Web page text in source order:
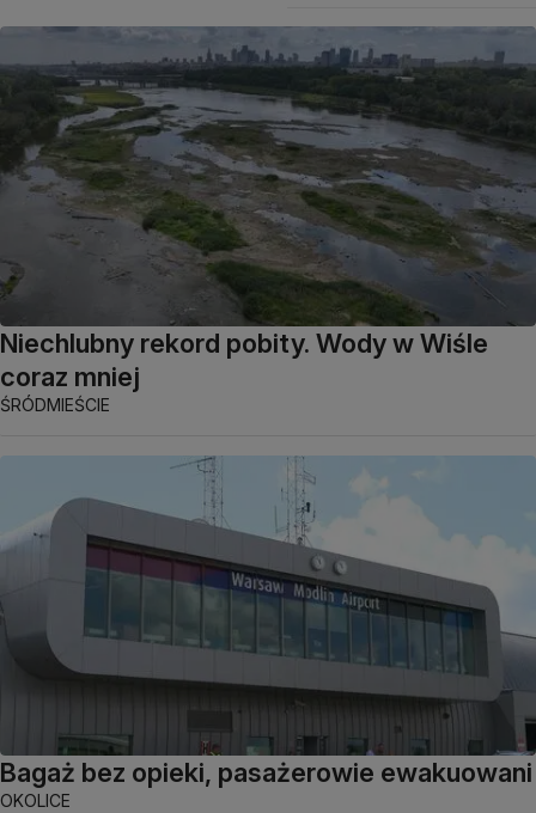
Niechlubny rekord pobity. Wody w Wiśle
coraz mniej
ŚRÓDMIEŚCIE
Bagaż bez opieki, pasażerowie ewakuowani
OKOLICE